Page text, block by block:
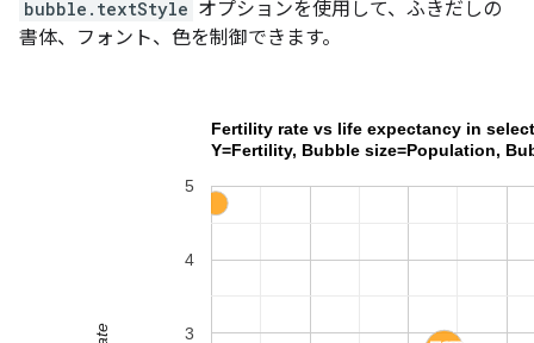
bubble.textStyle オプションを使用して、ふきだしの
書体、フォント、色を制御できます。